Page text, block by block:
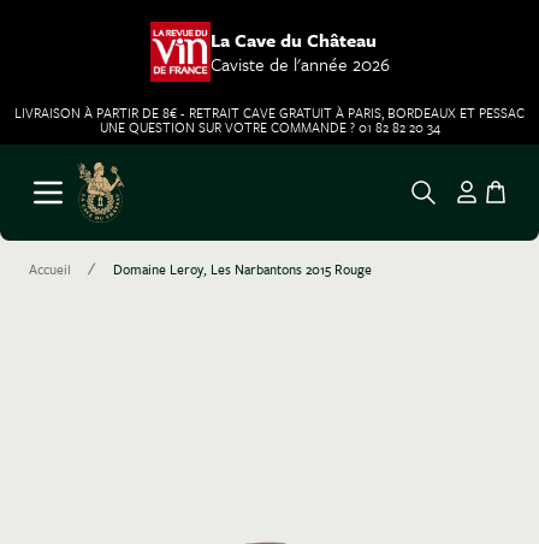
La Cave du Château
Caviste de l'année 2026
LIVRAISON À PARTIR DE 8€ - RETRAIT CAVE GRATUIT À PARIS, BORDEAUX ET PESSAC
UNE QUESTION SUR VOTRE COMMANDE ? 01 82 82 20 34
Aller au contenu
Ouvrir le menu
Accueil / Domaine Leroy, Les Narbantons 2015 Rouge